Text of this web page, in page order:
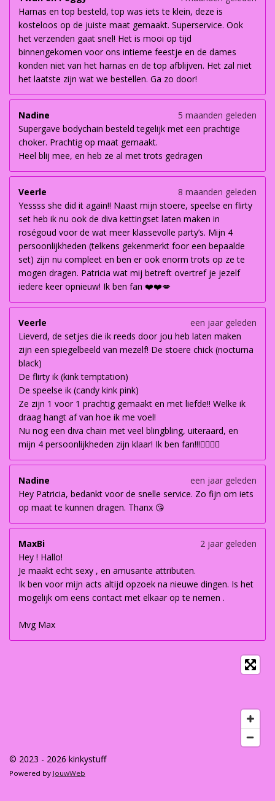
Harnas en top besteld, top was iets te klein, deze is
kosteloos op de juiste maat gemaakt. Superservice. Ook
het verzenden gaat snel! Het is mooi op tijd
binnengekomen voor ons intieme feestje en de dames
konden niet van het harnas en de top afblijven. Het zal niet
het laatste zijn wat we bestellen. Ga zo door!
Nadine
5 maanden geleden
Supergave bodychain besteld tegelijk met een prachtige
choker. Prachtig op maat gemaakt.
Heel blij mee, en heb ze al met trots gedragen
Veerle
8 maanden geleden
Yessss she did it again!! Naast mijn stoere, speelse en flirty
set heb ik nu ook de diva kettingset laten maken in
roségoud voor de wat meer klassevolle party’s. Mijn 4
persoonlijkheden (telkens gekenmerkt foor een bepaalde
set) zijn nu compleet en ben er ook enorm trots op ze te
mogen dragen. Patricia wat mij betreft overtref je jezelf
iedere keer opnieuw! Ik ben fan ❤️❤️💋
Veerle
een jaar geleden
Lieverd, de setjes die ik reeds door jou heb laten maken
zijn een spiegelbeeld van mezelf! De stoere chick (nocturna
black)
De flirty ik (kink temptation)
De speelse ik (candy kink pink)
Ze zijn 1 voor 1 prachtig gemaakt en met liefde!! Welke ik
draag hangt af van hoe ik me voel!
Nu nog een diva chain met veel blingbling, uiteraard, en
mijn 4 persoonlijkheden zijn klaar! Ik ben fan!!!👌🏽👌🏽
Nadine
een jaar geleden
Hey Patricia, bedankt voor de snelle service. Zo fijn om iets
op maat te kunnen dragen. Thanx 😘
MaxBi
2 jaar geleden
Hey ! Hallo!
Je maakt echt sexy , en amusante attributen.
Ik ben voor mijn acts altijd opzoek na nieuwe dingen. Is het
mogelijk om eens contact met elkaar op te nemen .
Mvg Max
© 2023 - 2026 kinkystuff
Powered by JouwWeb